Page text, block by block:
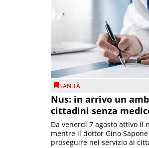
SANITÀ
Nus: in arrivo un
cittadini senza
Da venerdì 7 agosto attivo il
mentre il dottor Gino
proseguire nel servizio ai